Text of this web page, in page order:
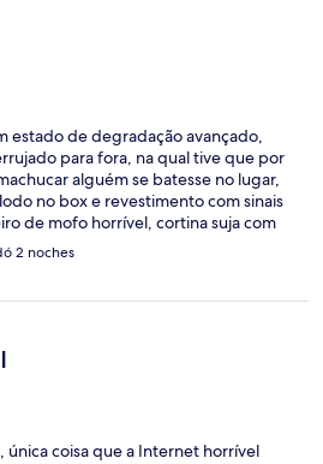
estado de degradação avançado,
para fora, na qual tive que por
alguém se batesse no lugar,
no box e revestimento com sinais
de mofo horrível, cortina suja com
que não vê lavagem há muito
simples e com mosca pousando nos
2 noches
coisa que a Internet horrível